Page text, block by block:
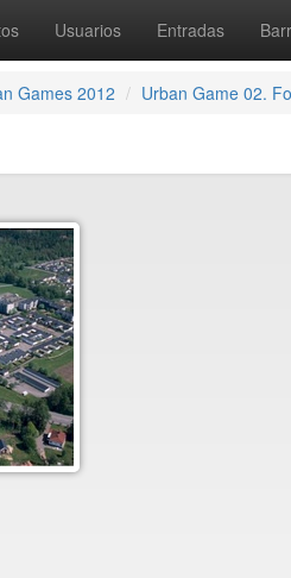
Usuarios Entradas
Games 2012 Urban Game 02.